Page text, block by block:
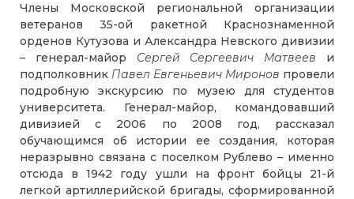
Члены Московской региональной организации
ветеранов 35-ой ракетной Краснознаменной
орденов Кутузова и Александра Невского дивизии
– генерал-майор Сергей Сергеевич Матвеев и
подполковник Павел Евгеньевич Миронов провели
подробную экскурсию по музею для студентов
университета. Генерал-майор, командовавший
дивизией с 2006 по 2008 год, рассказал
обучающимся об истории ее создания, которая
неразрывно связана с поселком Рублево – именно
отсюда в 1942 году ушли на фронт бойцы 21-й
легкой артиллерийской бригады, сформированной